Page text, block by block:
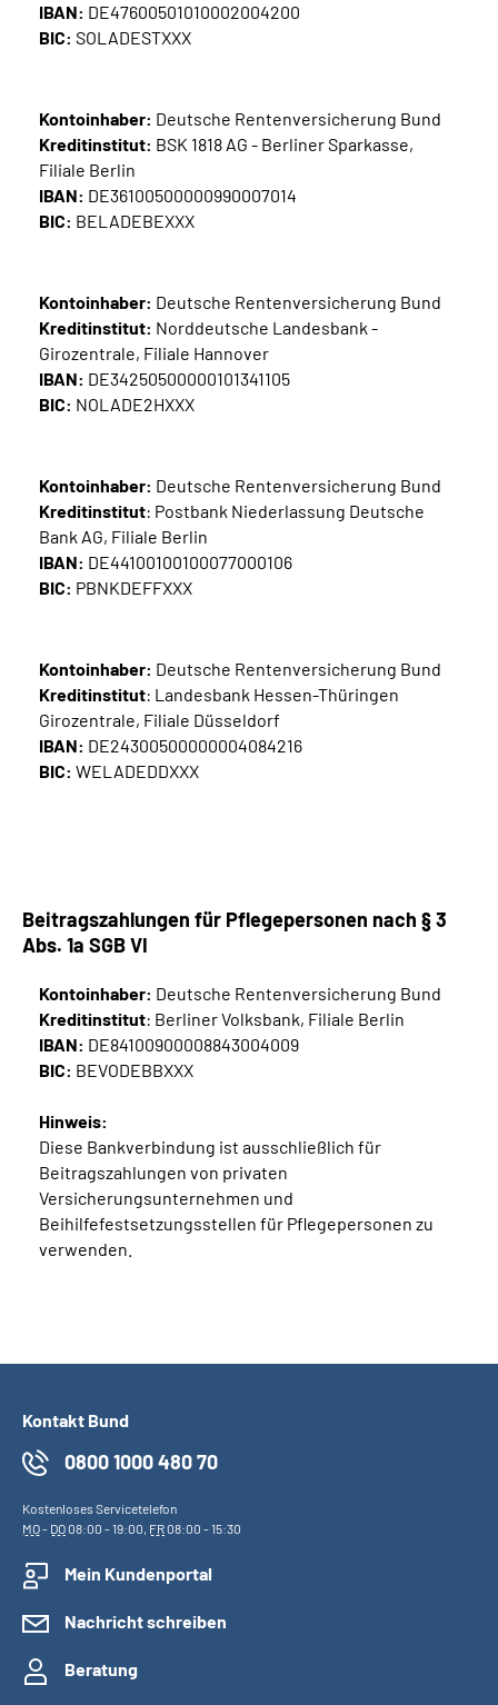
IBAN: DE47600501010002004200
BIC: SOLADESTXXX
Kontoinhaber: Deutsche Rentenversicherung Bund
Kreditinstitut: BSK 1818 AG - Berliner Sparkasse,
Filiale Berlin
IBAN: DE36100500000990007014
BIC: BELADEBEXXX
Kontoinhaber: Deutsche Rentenversicherung Bund
Kreditinstitut: Norddeutsche Landesbank -
Girozentrale, Filiale Hannover
IBAN: DE34250500000101341105
BIC: NOLADE2HXXX
Kontoinhaber: Deutsche Rentenversicherung Bund
Kreditinstitut: Postbank Niederlassung Deutsche
Bank AG, Filiale Berlin
IBAN: DE44100100100077000106
BIC: PBNKDEFFXXX
Kontoinhaber: Deutsche Rentenversicherung Bund
Kreditinstitut: Landesbank Hessen-Thüringen
Girozentrale, Filiale Düsseldorf
IBAN: DE24300500000004084216
BIC: WELADEDDXXX
Beitragszahlungen für Pflegepersonen nach § 3
Abs. 1a SGB VI
Kontoinhaber: Deutsche Rentenversicherung Bund
Kreditinstitut: Berliner Volksbank, Filiale Berlin
IBAN: DE84100900008843004009
BIC: BEVODEBBXXX
Hinweis:
Diese Bankverbindung ist ausschließlich für
Beitragszahlungen von privaten
Versicherungsunternehmen und
Beihilfefestsetzungsstellen für Pflegepersonen zu
verwenden.
Kontakt Bund
0800 1000 480 70
Kostenloses Servicetelefon
MO- DO08:00 - 19:00, FR08:00 - 15:30
Mein Kundenportal
Nachricht schreiben
Beratung